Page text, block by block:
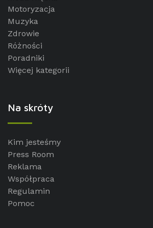
Motoryzacja
Muzyka
Zdrowie
Różności
Poradniki
Więcej kategorii
Na skróty
Kim jesteśmy
Press Room
Reklama
Współpraca
Regulamin
Pomoc